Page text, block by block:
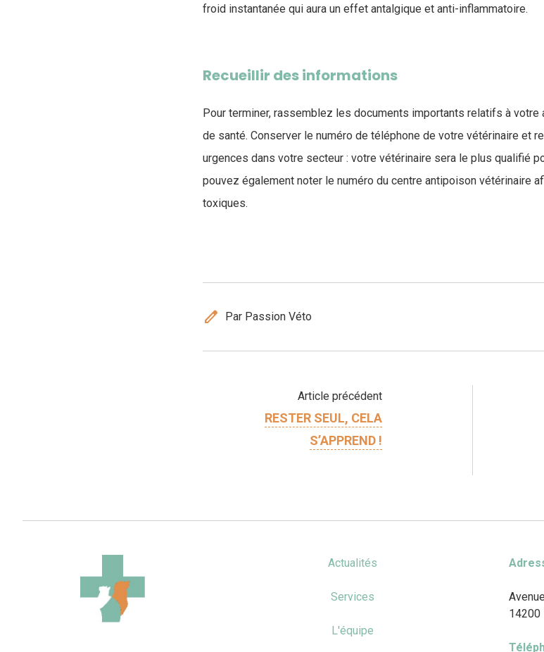
froid instantanée qui aura un effet antalgique et anti-inflammatoire.
Recueillir des informations
Pour terminer, rassemblez les documents importants relatifs à votre
de santé. Conserver le numéro de téléphone de votre vétérinaire et
urgences dans votre secteur : votre vétérinaire sera le plus qualifié
pouvez également noter le numéro du centre antipoison vétérinaire
toxiques.
edit Par Passion Véto
Article précédent
RESTER SEUL, CELA
S’APPREND !
Actualités
Services
L'équipe
14200